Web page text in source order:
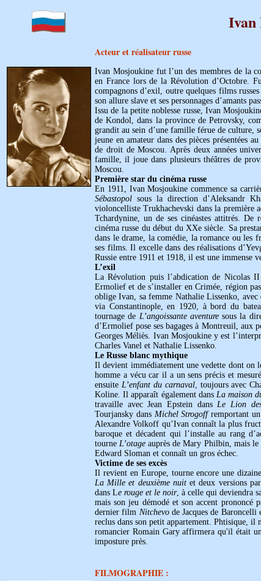
Acteur et réalisateur russe
Ivan Mosjoukine fut l’un des membres de la
en France lors de la Révolution d’Octobre.
compagnons d’exil, outre quelques films
son allure slave et ses personnages d’amants
Issu de la petite noblesse russe, Ivan
de Kondol, dans la province de Petrovsky,
grandit au sein d’une famille férue de culture,
jeune en amateur dans des pièces présentées
de droit de Moscou. Après deux années
famille, il joue dans plusieurs théâtres de
Moscou.
Première star du cinéma russe
En 1911, Ivan Mosjoukine commence sa
Sébastopol sous la direction d’Aleksandr
violoncelliste Trukhachevski dans la première
Tchardynine, un de ses cinéastes attitrés.
cinéma russe du début du XXe siècle. Sa
dans le drame, la comédie, la romance ou les
ses films. Il excelle dans des réalisations
Russie entre 1911 et 1918, il est une immense
L’exil
La Révolution puis l’abdication de Nicolas
Ermolief et de s’installer en Crimée, région
oblige Ivan, sa femme Nathalie Lissenko, avec
via Constantinople, en 1920, à bord du
tournage de L’angoissante aventuresous la
d’Ermolief pose ses bagages à Montreuil, aux
Georges Méliès. Ivan Mosjoukine y est
Charles Vanel et Nathalie Lissenko.
Le Russe blanc mythique
Il devient immédiatement une vedette dont on
homme a vécu car il a un sens précis et
ensuite L’enfant du carnaval, toujours avec
Koline. Il apparaît également dans La maison
travaille avec Jean Epstein dansLe Lion
Tourjansky dans Michel Strogoffremportant un
Alexandre Volkoff qu’Ivan connaît la plus
baroque et décadent qui l’installe au rang
tourneL’otage auprès de Mary Philbin, mais
Edward Sloman et connaît un gros échec.
Victime de ses excès
Il revient en Europe, tourne encore une
La Mille et deuxième nuitet deux versions
dans Le rouge et le noir, à celle qui deviendra
mais son jeu démodé et son accent prononcé
dernier film Nitchevode Jacques de Baroncelli
reclus dans son petit appartement. Phtisique,
romancier Romain Gary affirmera qu'il était
imposture près.
FILMOGRAPHIE :